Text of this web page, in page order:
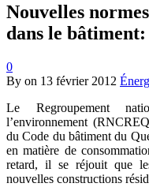
Nouvelles
dans le
0
By on 13 février 2012
Le Regroupement
l’environnement
du Code du bâtiment du
en matière de
retard, il se réjouit que
nouvelles constructions